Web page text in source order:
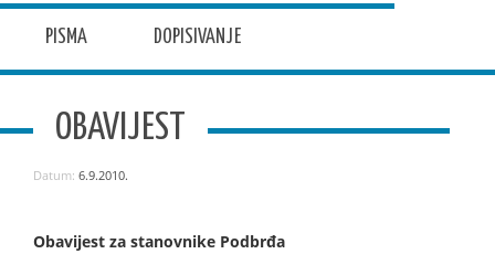
PISMA DOPISIVANJE
OBAVIJEST
Datum: 6.9.2010.
Obavijest za stanovnike Podbrđa